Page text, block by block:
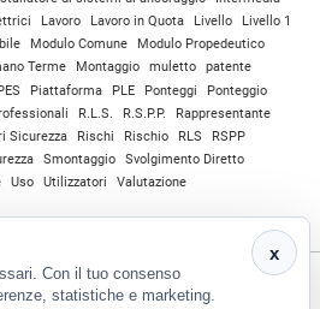
Lavoro Lavoro in Quota Livello
Livello 1
Modulo Comune
Modulo Propedeutico
Terme Montaggio muletto
patente
Piattaforma PLE Ponteggi
Ponteggio
R.L.S. R.S.P.P.
Rappresentante
Sicurezza
Rischi Rischio RLS
RSPP
Smontaggio
Svolgimento Diretto
Uso Utilizzatori Valutazione
x
Con il tuo consenso
statistiche e marketing.